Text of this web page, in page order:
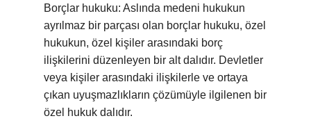
Borçlar hukuku: Aslında medeni hukukun
ayrılmaz bir parçası olan borçlar hukuku, özel
hukukun, özel kişiler arasındaki borç
ilişkilerini düzenleyen bir alt dalıdır. Devletler
veya kişiler arasındaki ilişkilerle ve ortaya
çıkan uyuşmazlıkların çözümüyle ilgilenen bir
özel hukuk dalıdır.